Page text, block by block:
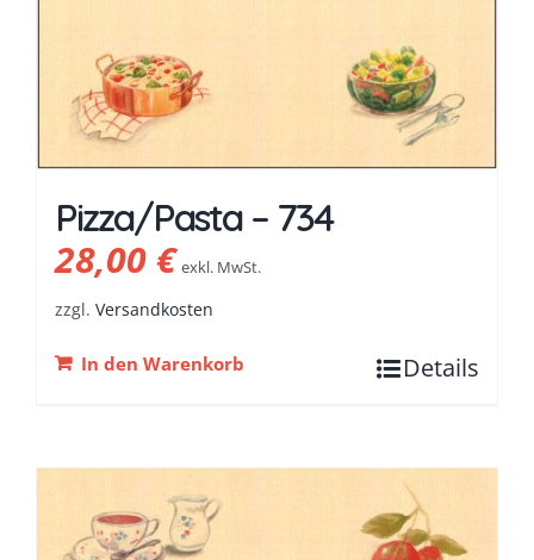
Pizza/Pasta – 734
28,00€ exkl. MwSt.
zzgl. Versandkosten
In den Warenkorb Details